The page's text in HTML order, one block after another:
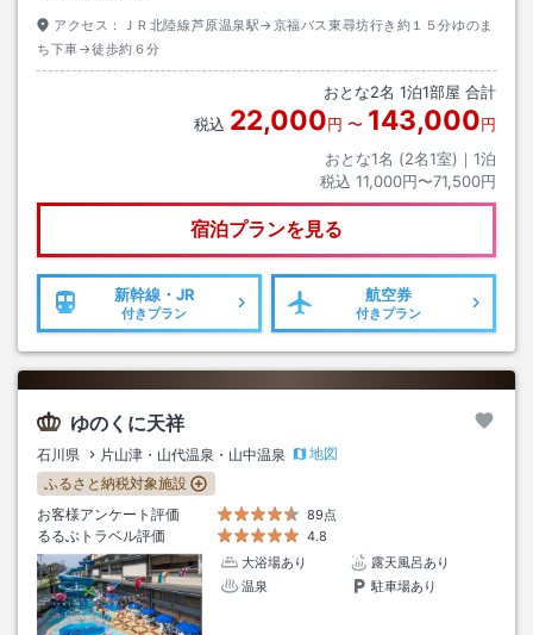
アクセス：
ＪＲ北陸線芦原温泉駅→京福バス東尋坊行き約１５分ゆのま
ち下車→徒歩約６分
おとな2名 1泊1部屋 合計
税込 22,000円 〜 143,000円
おとな1名 (2名1室)｜ 1泊
税込 11,000円〜71,500円
宿泊プランを見る
新幹線・JR
付きプラン
航空券
付きプラン
ゆのくに天祥
石川県 片山津・山代温泉・山中温泉
地図
ふるさと納税対象施設
お客様アンケート評価
89点
るるぶトラベル評価
4.8
大浴場あり
露天風呂あり
温泉
駐車場あり